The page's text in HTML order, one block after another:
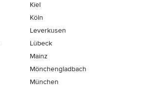
Kiel
Köln
Leverkusen
Lübeck
Mainz
Mönchen­gladbach
München